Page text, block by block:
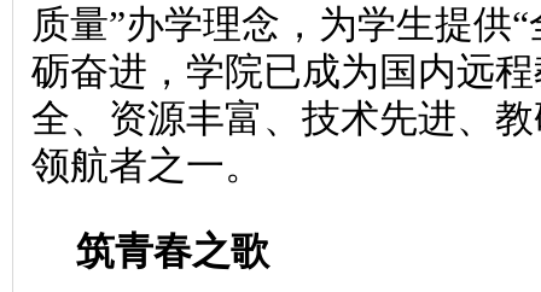
质量”办学理念，为学生提供
砺奋进，学院已成为国内远
全、资源丰富、技术先进、
领航者之一。
筑青春之歌